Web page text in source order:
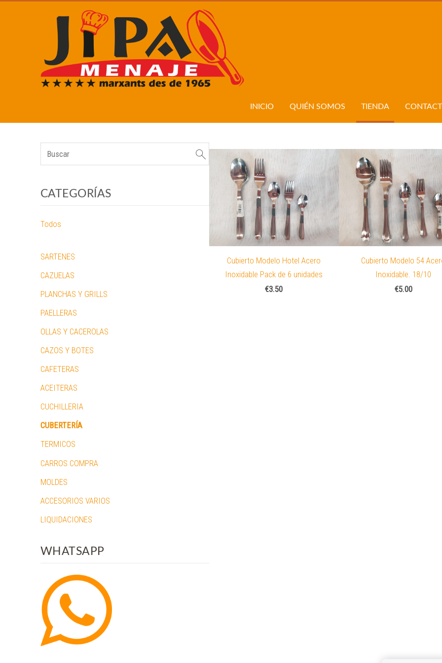
INICIO QUIÉN SOMOS TIENDA
CATEGORÍAS
Todos
SARTENES
CAZUELAS
PLANCHAS Y GRILLS
PAELLERAS
OLLAS Y CACEROLAS
CAZOS Y BOTES
CAFETERAS
ACEITERAS
CUCHILLERIA
CUBERTERÍA
TERMICOS
CARROS COMPRA
MOLDES
ACCESORIOS VARIOS
LIQUIDACIONES
WHATSAPP
Cubierto Modelo Hotel Acero
Inoxidable Pack de 6 unidades
€3.50
Cubierto Modelo 54
Inoxidable. 18/10
€5.00